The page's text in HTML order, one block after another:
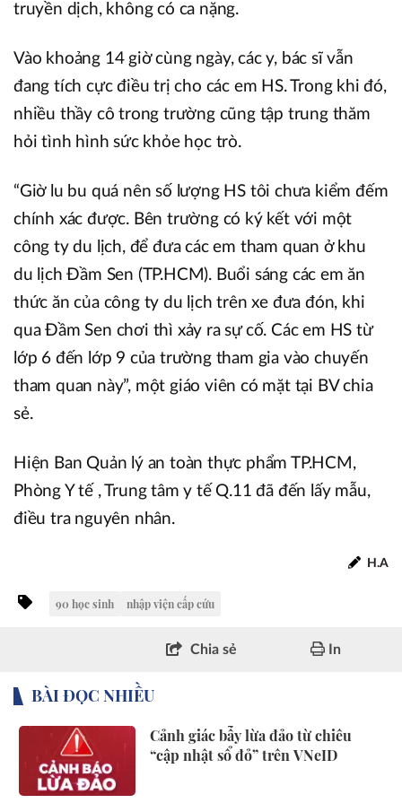
truyền dịch, không có ca nặng.
Vào khoảng 14 giờ cùng ngày, các y, bác sĩ vẫn
đang tích cực điều trị cho các em HS. Trong khi đó,
nhiều thầy cô trong trường cũng tập trung thăm
hỏi tình hình sức khỏe học trò.
“Giờ lu bu quá nên số lượng HS tôi chưa kiểm đếm
chính xác được. Bên trường có ký kết với một
công ty du lịch, để đưa các em tham quan ở khu
du lịch Đầm Sen (TP.HCM). Buổi sáng các em ăn
thức ăn của công ty du lịch trên xe đưa đón, khi
qua Đầm Sen chơi thì xảy ra sự cố. Các em HS từ
lớp 6 đến lớp 9 của trường tham gia vào chuyến
tham quan này”, một giáo viên có mặt tại BV chia
sẻ.
Hiện Ban Quản lý an toàn thực phẩm TP.HCM,
Phòng Y tế , Trung tâm y tế Q.11 đã đến lấy mẫu,
điều tra nguyên nhân.
H.A
90 học sinh nhập viện cấp cứu
Chia sẻ In
BÀI ĐỌC NHIỀU
Cảnh giác bẫy lừa đảo từ chiêu
“cập nhật sổ đỏ” trên VNeID